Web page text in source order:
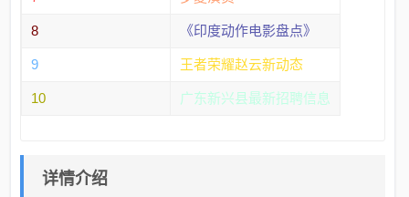
8 《印度动作电影盘点》
9 王者荣耀赵云新动态
10 广东新兴县最新招聘信息
详情介绍